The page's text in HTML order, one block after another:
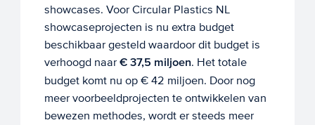
showcases. Voor Circular Plastics NL
showcaseprojecten is nu extra budget
beschikbaar gesteld waardoor dit budget is
verhoogd naar € 37,5 miljoen. Het totale
budget komt nu op € 42 miljoen. Door nog
meer voorbeeldprojecten te ontwikkelen van
bewezen methodes, wordt er steeds meer